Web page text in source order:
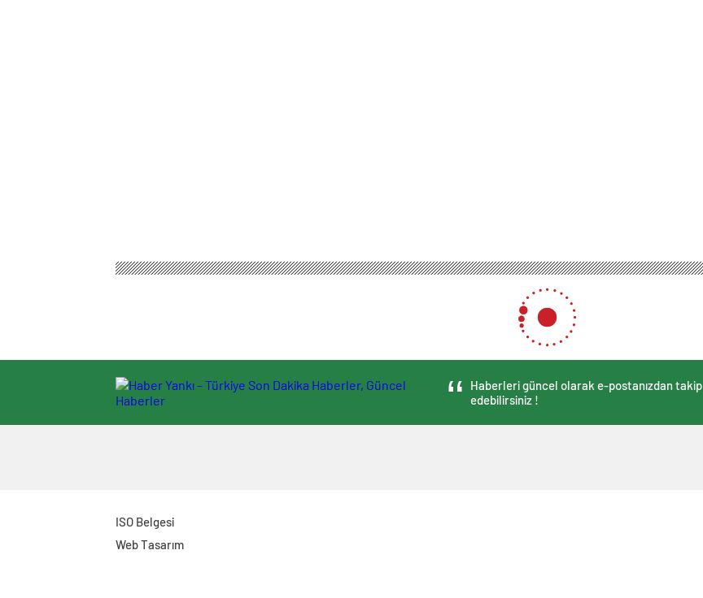
Haberleri güncel olarak e-postanızdan takip
edebilirsiniz !
ISO Belgesi
Web Tasarım